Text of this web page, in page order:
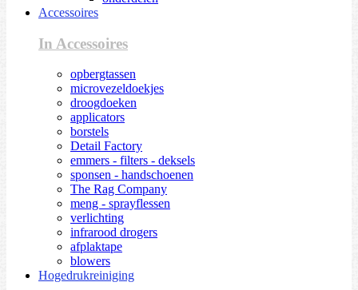
Accessoires
In Accessoires
opbergtassen
microvezeldoekjes
droogdoeken
applicators
borstels
Detail Factory
emmers - filters - deksels
sponsen - handschoenen
The Rag Company
meng - sprayflessen
verlichting
infrarood drogers
afplaktape
blowers
Hogedrukreiniging